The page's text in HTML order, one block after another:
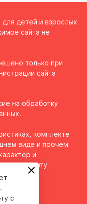
детей и взрослых
сайта не
только при
сайта
на обработку
комплекте
виде и прочем
и
к моменту
с